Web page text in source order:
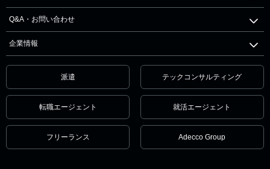
Q&A・お問い合わせ
企業情報
派遣 テックコンサルティング
転職エージェント 就活エージェント
フリーランス Adecco Group